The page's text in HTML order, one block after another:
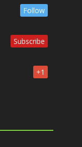
Follow
Subscribe
+1